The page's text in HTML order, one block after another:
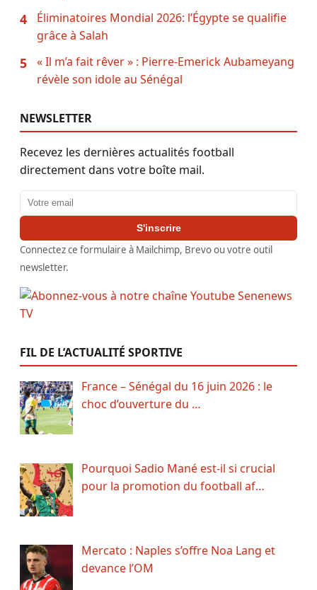
4
Éliminatoires Mondial 2026: l’Égypte se qualifie
grâce à Salah
5
« Il m’a fait rêver » : Pierre-Emerick Aubameyang
révèle son idole au Sénégal
NEWSLETTER
Recevez les dernières actualités football
directement dans votre boîte mail.
Adresse email
S'inscrire
Connectez ce formulaire à Mailchimp, Brevo ou votre outil
newsletter.
FIL DE L’ACTUALITÉ SPORTIVE
France – Sénégal du 16 juin 2026 : le
choc d’ouverture du …
Pourquoi Sadio Mané est-il si crucial
pour la promotion du football af…
Mercato : Naples s’offre Noa Lang et
devance l’OM